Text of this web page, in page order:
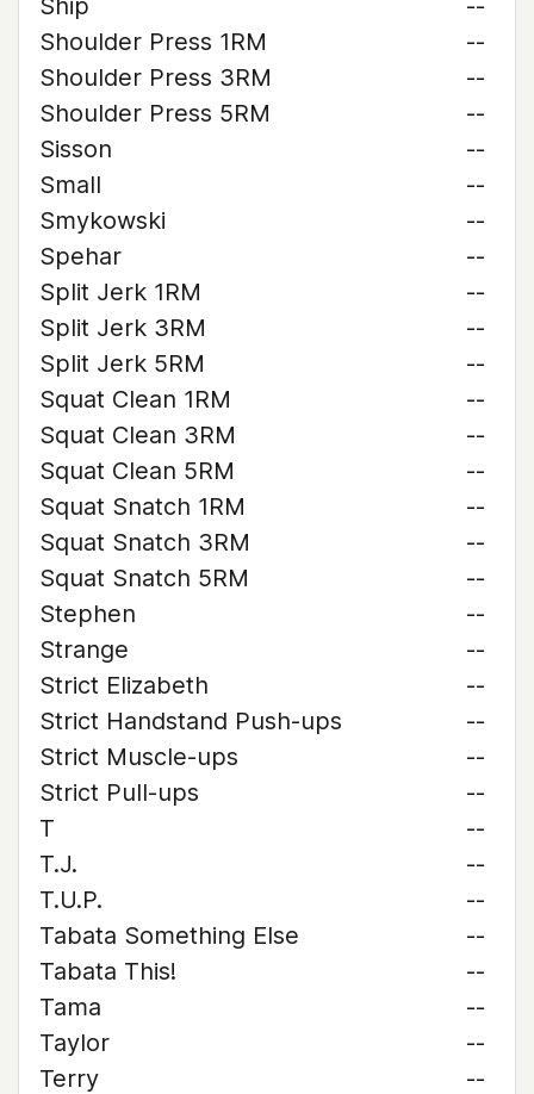
Ship
--
Shoulder Press 1RM
--
Shoulder Press 3RM
--
Shoulder Press 5RM
--
Sisson
--
Small
--
Smykowski
--
Spehar
--
Split Jerk 1RM
--
Split Jerk 3RM
--
Split Jerk 5RM
--
Squat Clean 1RM
--
Squat Clean 3RM
--
Squat Clean 5RM
--
Squat Snatch 1RM
--
Squat Snatch 3RM
--
Squat Snatch 5RM
--
Stephen
--
Strange
--
Strict Elizabeth
--
Strict Handstand Push-ups
--
Strict Muscle-ups
--
Strict Pull-ups
--
T
--
T.J.
--
T.U.P.
--
Tabata Something Else
--
Tabata This!
--
Tama
--
Taylor
--
Terry
--